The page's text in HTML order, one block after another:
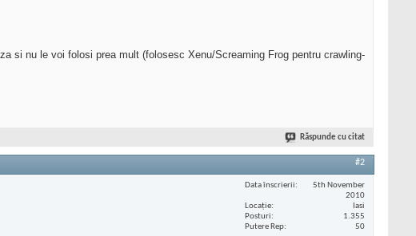
si nu le voi folosi prea mult (folosesc Xenu/Screaming Frog pentru crawling-
Răspunde cu citat
#2
Data înscrierii
5th November
2010
Locaţie
Iasi
Posturi
1.355
Putere Rep
50